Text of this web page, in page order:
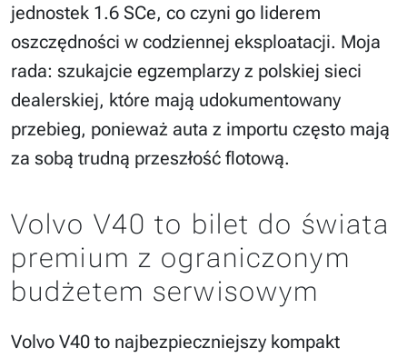
jednostek 1.6 SCe, co czyni go liderem
oszczędności w codziennej eksploatacji. Moja
rada: szukajcie egzemplarzy z polskiej sieci
dealerskiej, które mają udokumentowany
przebieg, ponieważ auta z importu często mają
za sobą trudną przeszłość flotową.
Volvo V40 to bilet do świata
premium z ograniczonym
budżetem serwisowym
Volvo V40 to najbezpieczniejszy kompakt